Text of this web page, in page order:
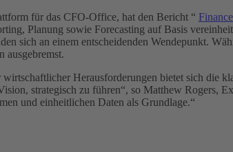
für das CFO-Office, hat den Bericht “
Planung sowie Forecasting auf Basis
sich an einem entscheidenden Wendepunkt.
ausgebremst.
Herausforderungen bietet sich die
strategisch zu führen“, so Matthew Rogers,
und einheitlichen Daten als Grundlage.“